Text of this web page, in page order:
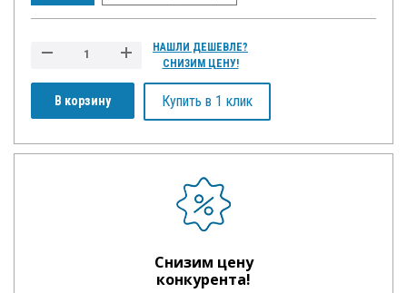
В корзину
НАШЛИ ДЕШЕВЛЕ?
СНИЗИМ ЦЕНУ!
Купить в 1 клик
Снизим цену
конкурента!